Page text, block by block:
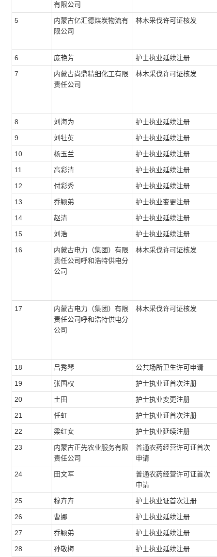
有限公司
5
内蒙古亿汇德煤炭物流有
限公司
林木采伐许可证核发
6 庞艳芳 护士执业延续注册
7
内蒙古尚鼎精细化工有限
责任公司
林木采伐许可证核发
8 刘海为 护士执业延续注册
9 刘牡英 护士执业延续注册
10 杨玉兰 护士执业延续注册
11 高彩清 护士执业延续注册
12 付彩秀 护士执业延续注册
13 乔颖弟 护士执业变更注册
14 赵清 护士执业延续注册
15 刘浩 护士执业延续注册
16
内蒙古电力（集团）有限
责任公司呼和浩特供电分
公司
林木采伐许可证核发
17
内蒙古电力（集团）有限
责任公司呼和浩特供电分
公司
林木采伐许可证核发
18 吕秀琴 公共场所卫生许可申请
19 张国权 护士执业证首次注册
20 土田 护士执业变更注册
21 任虹 护士执业证首次注册
22 梁红女 护士执业延续注册
23
内蒙古正先农业服务有限
责任公司
普通农药经营许可证首次
申请
24 田文军
普通农药经营许可证首次
申请
25 穆卉卉 护士执业证首次注册
26 曹娜 护士执业延续注册
27 乔颖弟 护士执业延续注册
28 孙敬梅 护士执业延续注册